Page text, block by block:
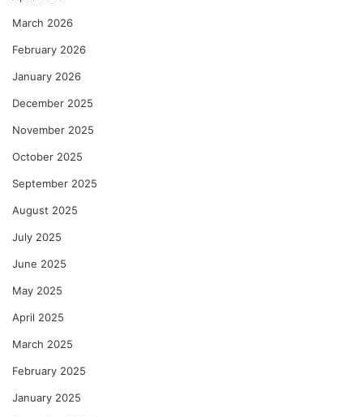
March 2026
February 2026
January 2026
December 2025
November 2025
October 2025
September 2025
August 2025
July 2025
June 2025
May 2025
April 2025
March 2025
February 2025
January 2025